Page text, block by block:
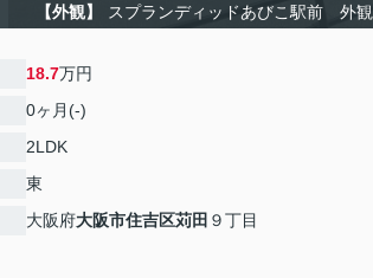
【外観】 スプランディッドあびこ駅前 外観
18.7万円
0ヶ月(-)
2LDK
東
大阪府大阪市住吉区苅田 ９丁目